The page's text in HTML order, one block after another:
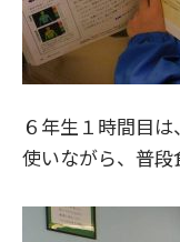
６年生１時間目
使いながら、普段